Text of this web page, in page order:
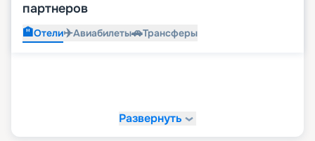
партнеров
🏨Отели✈️Авиабилеты🚗Трансферы
Развернуть